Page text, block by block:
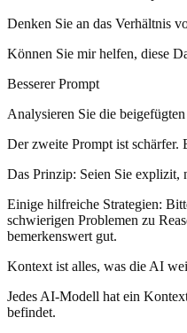
Denken Sie an das Verhältnis
Können Sie mir helfen, diese
Besserer Prompt
Analysieren Sie die
Der zweite Prompt ist schärfer.
Das Prinzip: Seien Sie explizit,
Einige hilfreiche Strategien:
schwierigen Problemen zu
bemerkenswert gut.
Kontext ist alles, was die AI
Jedes AI-Modell hat ein
befindet.